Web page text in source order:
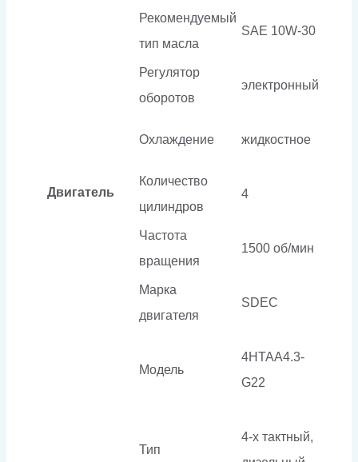
Двигатель
Рекомендуемый
тип масла
SAE 10W-30
Регулятор
оборотов
электронный
Охлаждение жидкостное
Количество
цилиндров
4
Частота
вращения
1500 об/мин
Марка
двигателя
SDEC
Модель
4HTAA4.3-
G22
Тип
4-х тактный,